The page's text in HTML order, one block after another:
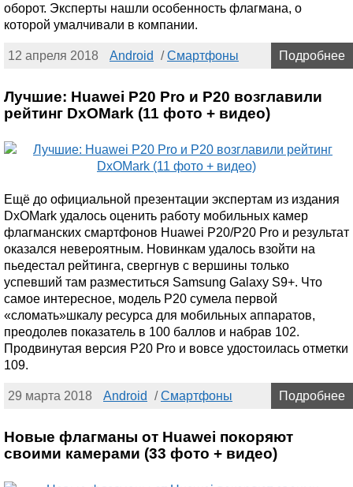
оборот. Эксперты нашли особенность флагмана, о
которой умалчивали в компании.
12 апреля 2018 Android /Смартфоны Подробнее
Лучшие: Huawei P20 Pro и P20 возглавили
рейтинг DxOMark (11 фото + видео)
Ещё до официальной презентации экспертам из издания
DxOMark удалось оценить работу мобильных камер
флагманских смартфонов Huawei P20/P20 Pro и результат
оказался невероятным. Новинкам удалось взойти на
пьедестал рейтинга, свергнув с вершины только
успевший там разместиться Samsung Galaxy S9+. Что
самое интересное, модель P20 сумела первой
«сломать»шкалу ресурса для мобильных аппаратов,
преодолев показатель в 100 баллов и набрав 102.
Продвинутая версия P20 Pro и вовсе удостоилась отметки
109.
29 марта 2018 Android /Смартфоны Подробнее
Новые флагманы от Huawei покоряют
своими камерами (33 фото + видео)